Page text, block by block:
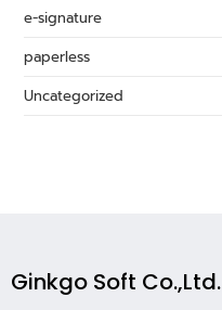
e-signature
paperless
Uncategorized
Ginkgo Soft Co.,Ltd.